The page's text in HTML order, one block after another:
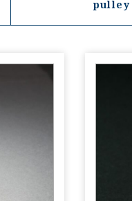
pulley